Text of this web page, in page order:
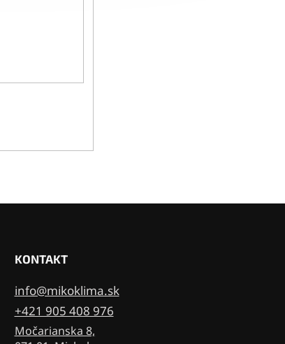
KONTAKT
info@mikoklima.sk
+421 905 408 976
Močarianska 8,